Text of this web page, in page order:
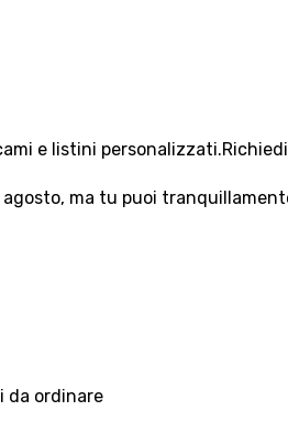
e listini personalizzati.
ma tu puoi
da ordinare